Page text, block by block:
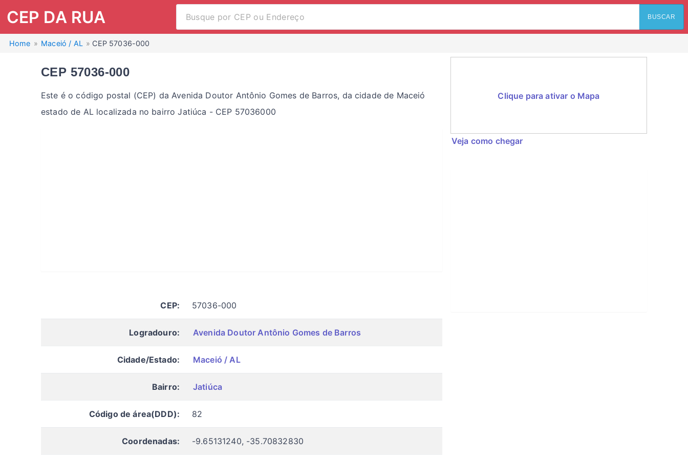
CEP DA RUA BUSCAR
Home Maceió / AL CEP 57036-000
CEP 57036-000
Este é o código postal (CEP) da Avenida Doutor Antônio Gomes de Barros, da cidade de Maceió
estado de AL localizada no bairro Jatiúca - CEP 57036000
CEP: 57036-000
Logradouro: Avenida Doutor Antônio Gomes de Barros
Cidade/Estado: Maceió / AL
Bairro: Jatiúca
Código de área(DDD): 82
Coordenadas: -9.65131240, -35.70832830
Clique para ativar o Mapa
Veja como chegar